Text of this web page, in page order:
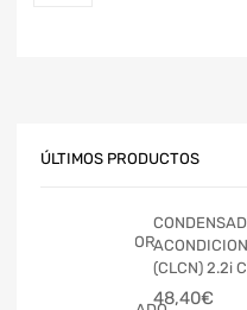
ÚLTIMOS PRODUCTOS
(CLCN) 2.2i
48,40€